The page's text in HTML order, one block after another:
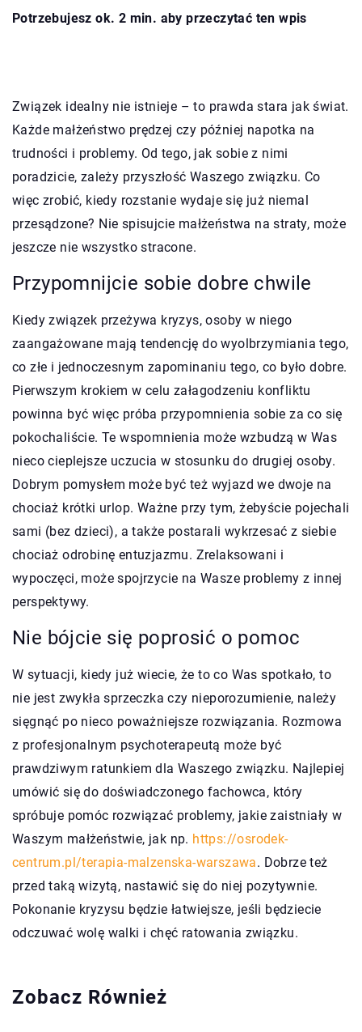
Potrzebujesz ok. 2 min. aby przeczytać ten wpis
Związek idealny nie istnieje – to prawda stara jak świat.
Każde małżeństwo prędzej czy później napotka na
trudności i problemy. Od tego, jak sobie z nimi
poradzicie, zależy przyszłość Waszego związku. Co
więc zrobić, kiedy rozstanie wydaje się już niemal
przesądzone? Nie spisujcie małżeństwa na straty, może
jeszcze nie wszystko stracone.
Przypomnijcie sobie dobre chwile
Kiedy związek przeżywa kryzys, osoby w niego
zaangażowane mają tendencję do wyolbrzymiania tego,
co złe i jednoczesnym zapominaniu tego, co było dobre.
Pierwszym krokiem w celu załagodzeniu konfliktu
powinna być więc próba przypomnienia sobie za co się
pokochaliście. Te wspomnienia może wzbudzą w Was
nieco cieplejsze uczucia w stosunku do drugiej osoby.
Dobrym pomysłem może być też wyjazd we dwoje na
chociaż krótki urlop. Ważne przy tym, żebyście pojechali
sami (bez dzieci), a także postarali wykrzesać z siebie
chociaż odrobinę entuzjazmu. Zrelaksowani i
wypoczęci, może spojrzycie na Wasze problemy z innej
perspektywy.
Nie bójcie się poprosić o pomoc
W sytuacji, kiedy już wiecie, że to co Was spotkało, to
nie jest zwykła sprzeczka czy nieporozumienie, należy
sięgnąć po nieco poważniejsze rozwiązania. Rozmowa
z profesjonalnym psychoterapeutą może być
prawdziwym ratunkiem dla Waszego związku. Najlepiej
umówić się do doświadczonego fachowca, który
spróbuje pomóc rozwiązać problemy, jakie zaistniały w
Waszym małżeństwie, jak np. https://osrodek-
centrum.pl/terapia-malzenska-warszawa. Dobrze też
przed taką wizytą, nastawić się do niej pozytywnie.
Pokonanie kryzysu będzie łatwiejsze, jeśli będziecie
odczuwać wolę walki i chęć ratowania związku.
Zobacz Również